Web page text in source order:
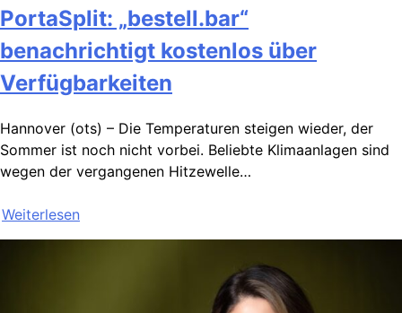
PortaSplit: „bestell.bar“
benachrichtigt kostenlos über
Verfügbarkeiten
Hannover (ots) – Die Temperaturen steigen wieder, der
Sommer ist noch nicht vorbei. Beliebte Klimaanlagen sind
wegen der vergangenen Hitzewelle…
Weiterlesen